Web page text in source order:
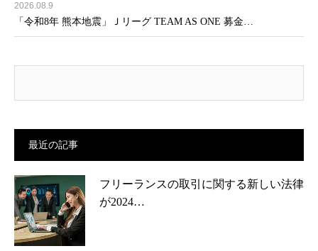
2026.08.9
「令和8年 熊本地震」Ｊリーグ TEAM AS ONE 募金…
最近の記事
フリーランスの取引に関する新しい法律
が2024…